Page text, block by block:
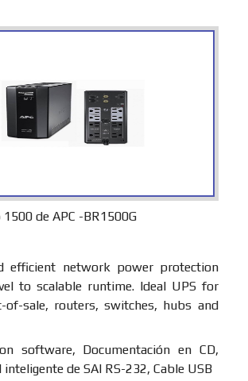
de APC -BR1500G
efficient network power protection
to scalable runtime. Ideal UPS for
of-sale, routers, switches, hubs and
software, Documentación en CD,
inteligente de SAI RS-232, Cable USB